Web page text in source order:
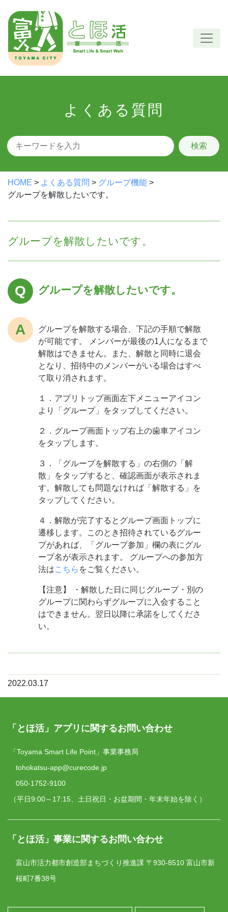
content
よくある質問
検索
HOME > よくある質問 > グループ機能 >
グループを解散したいです。
グループを解散したいです。
グループを解散したいです。
グループを解散する場合、下記の手順で解散
が可能です。
メンバーが最後の1人になるまで
解散はできません。また、解散と同時に退会
となり、招待中のメンバーがいる場合はすべ
て取り消されます。
１．アプリトップ画面左下メニューアイコン
より「グループ」をタップしてください。
２．グループ画面トップ右上の歯車アイコン
をタップします。
３．「グループを解散する」の右側の「解
散」をタップすると、確認画面が表示されま
す。解散しても問題なければ「解散する」を
タップしてください。
４．解散が完了するとグループ画面トップに
遷移します。このとき招待されているグルー
プがあれば、「グループ参加」欄の表にグル
ープ名が表示されます。
グループへの参加方
法はこちら をご覧ください。
【注意】
・解散した日に同じグループ・別の
グループに関わらずグループに入会すること
はできません。翌日以降に承諾をしてくださ
い。
2022.03.17
「とほ活」アプリに関するお問い合わせ
「Toyama Smart Life Point」事業事務局
tohokatsu-app@curecode.jp
050-1752-9100
（平日9:00～17:15、土日祝日・お盆期間・年末年始を除く）
「とほ活」事業に関するお問い合わせ
富山市活力都市創造部まちづくり推進課 〒930-8510 富山市新
桜町7番38号